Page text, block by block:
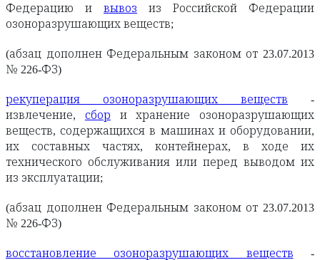
Федерацию и вывоз из Российской Федерации
озоноразрушающих веществ;
(абзац дополнен Федеральным законом от 23.07.2013
№ 226-ФЗ)
рекуперация озоноразрушающих веществ -
извлечение, сбор и хранение озоноразрушающих
веществ, содержащихся в машинах и оборудовании,
их составных частях, контейнерах, в ходе их
технического обслуживания или перед выводом их
из эксплуатации;
(абзац дополнен Федеральным законом от 23.07.2013
№ 226-ФЗ)
восстановление озоноразрушающих веществ -